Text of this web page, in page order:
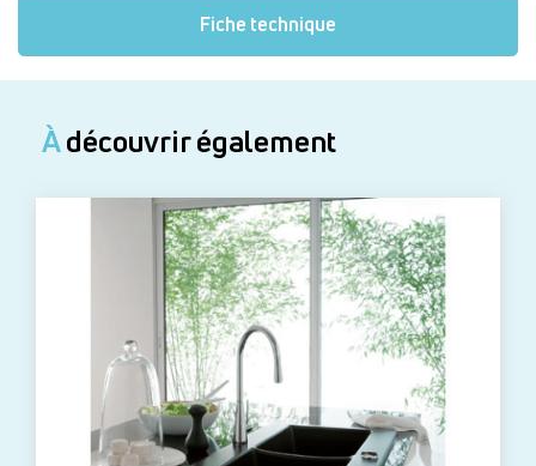
Fiche technique
Àdécouvrir également